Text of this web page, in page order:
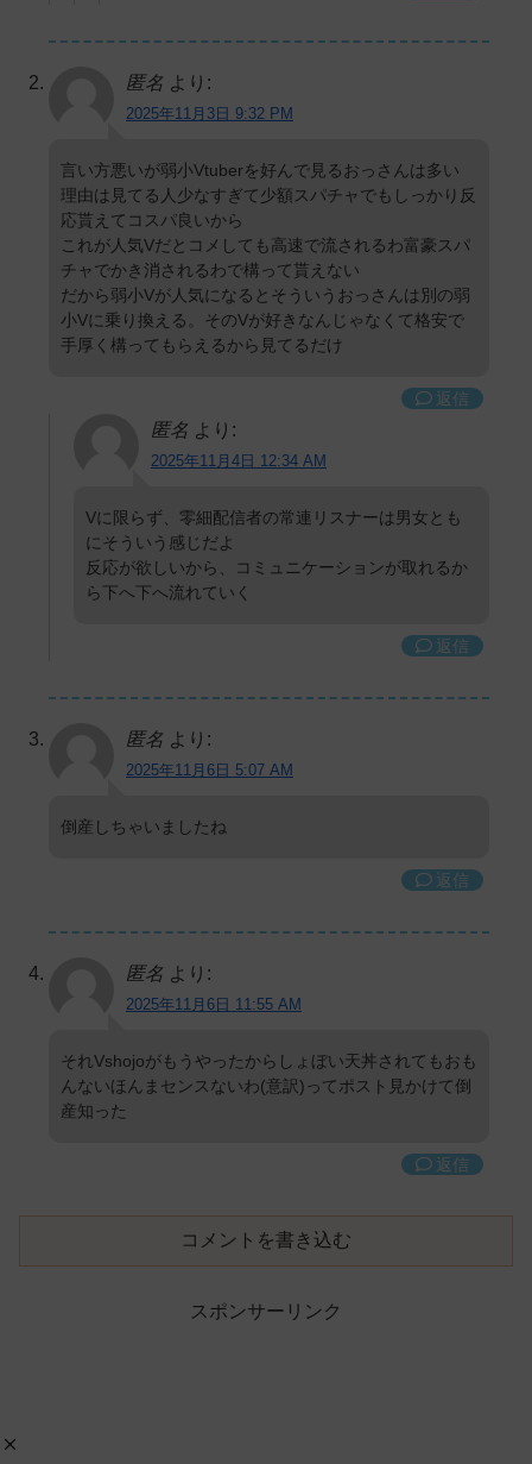
匿名 より:
2025年11月3日 9:32 PM
言い方悪いが弱小Vtuberを好んで見るおっさんは多い
理由は見てる人少なすぎて少額スパチャでもしっかり反
応貰えてコスパ良いから
これが人気Vだとコメしても高速で流されるわ富豪スパ
チャでかき消されるわで構って貰えない
だから弱小Vが人気になるとそういうおっさんは別の弱
小Vに乗り換える。そのVが好きなんじゃなくて格安で
手厚く構ってもらえるから見てるだけ
返信
匿名 より:
2025年11月4日 12:34 AM
Vに限らず、零細配信者の常連リスナーは男女とも
にそういう感じだよ
反応が欲しいから、コミュニケーションが取れるか
ら下へ下へ流れていく
返信
匿名 より:
2025年11月6日 5:07 AM
倒産しちゃいましたね
返信
匿名 より:
2025年11月6日 11:55 AM
それVshojoがもうやったからしょぼい天丼されてもおも
んないほんまセンスないわ(意訳)ってポスト見かけて倒
産知った
返信
コメントを書き込む
スポンサーリンク